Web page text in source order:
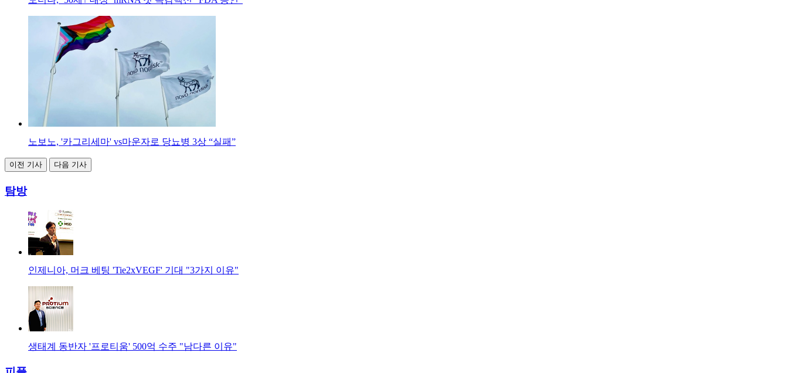
노보노, '카그리세마' vs마운자로 당뇨병 3상 “실패”
이전 기사 다음 기사
탐방
인제니아, 머크 베팅 'Tie2xVEGF' 기대 "3가지 이유"
생태계 동반자 '프로티움' 500억 수주 "남다른 이유"